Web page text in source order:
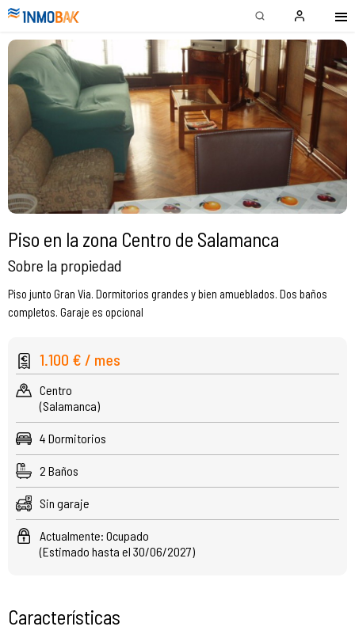
Piso en la zona Centro de Salamanca
Sobre la propiedad
Piso junto Gran Via. Dormitorios grandes y bien amueblados. Dos baños
completos. Garaje es opcional
1.100 € / mes
Centro
(Salamanca)
4 Dormitorios
2 Baños
Sin garaje
Actualmente: Ocupado
(Estimado hasta el 30/06/2027)
Características